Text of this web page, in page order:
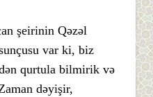
şeirinin Qəzəl
var ki, biz
qurtula bilmirik və
dəyişir,